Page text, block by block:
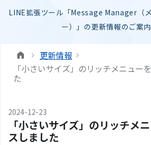
LINE拡張ツール「Message Manager（
ー）」の更新情報のご案
更新情報
「小さいサイズ」のリッチメニュー
た
2024-12-23
「小さいサイズ」のリッチメ
スしました